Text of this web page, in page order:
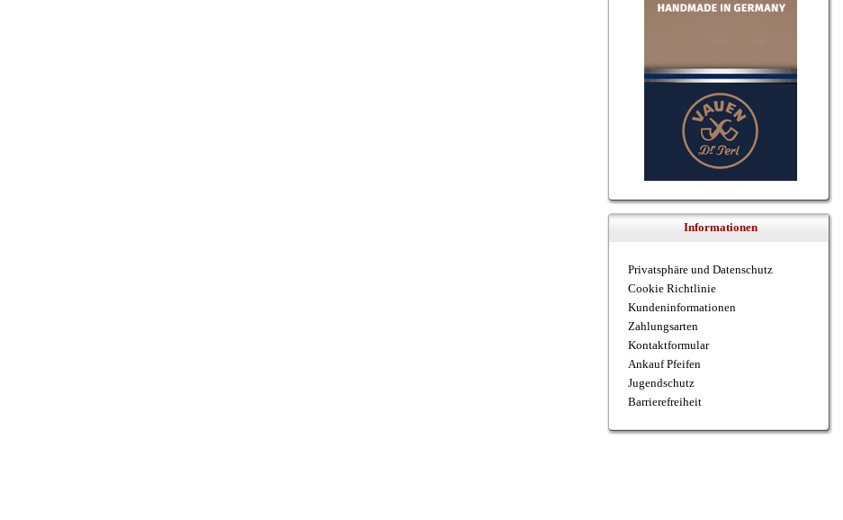
Informationen
Privatsphäre und Datenschutz
Cookie Richtlinie
Kundeninformationen
Zahlungsarten
Kontaktformular
Ankauf Pfeifen
Jugendschutz
Barrierefreiheit